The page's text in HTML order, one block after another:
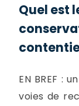
Quel est
EN BREF :
voies de